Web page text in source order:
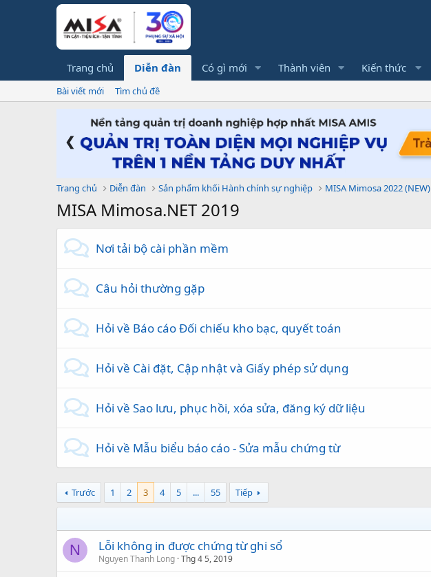
Trang chủ Diễn đàn Có gì mới Thành viên Kiến thức
Bài viết mới Tìm chủ đề
❮
Trang chủ Diễn đàn Sản phẩm khối Hành chính sự nghiệp MISA Mimosa 2022 (NEW)
MISA Mimosa.NET 2019
Nơi tải bộ cài phần mềm
Câu hỏi thường gặp
Hỏi về Báo cáo Đối chiếu kho bạc, quyết toán
Hỏi về Cài đặt, Cập nhật và Giấy phép sử dụng
Hỏi về Sao lưu, phục hồi, xóa sửa, đăng ký dữ liệu
Hỏi về Mẫu biểu báo cáo - Sửa mẫu chứng từ
Trước 1 2 3 4 5 ... 55 Tiếp
N Lỗi không in được chứng từ ghi sổ
Nguyen Thanh Long Thg 4 5, 2019